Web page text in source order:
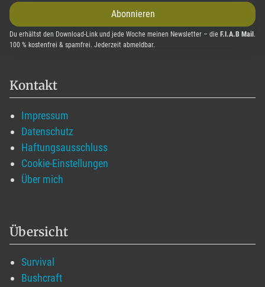
Abonnieren
Du erhältst den Download-Link und jede Woche meinen Newsletter – die F.I.A.B Mail .
100 % kostenfrei & spamfrei. Jederzeit abmeldbar.
Kontakt
Impressum
Datenschutz
Haftungsausschluss
Cookie-Einstellungen
Über mich
Übersicht
Survival
Bushcraft